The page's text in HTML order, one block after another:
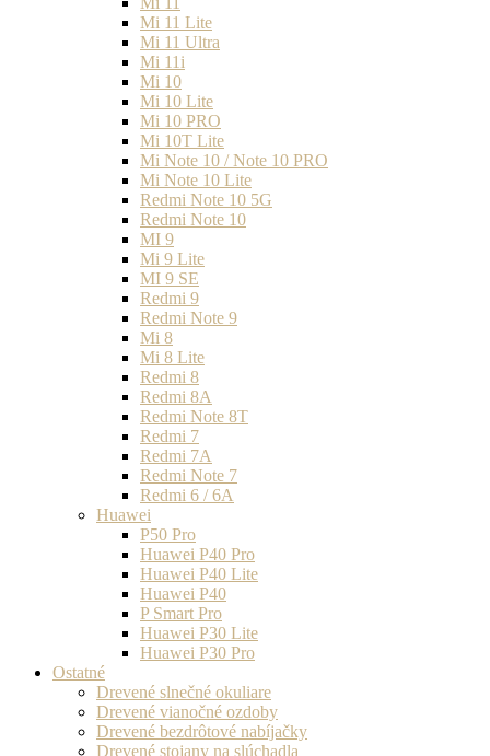
Mi 11 Lite
Mi 11 Ultra
Mi 11i
Mi 10
Mi 10 Lite
Mi 10 PRO
Mi 10T Lite
Mi Note 10 / Note 10 PRO
Mi Note 10 Lite
Redmi Note 10 5G
Redmi Note 10
MI 9
Mi 9 Lite
MI 9 SE
Redmi 9
Redmi Note 9
Mi 8
Mi 8 Lite
Redmi 8
Redmi 8A
Redmi Note 8T
Redmi 7
Redmi 7A
Redmi Note 7
Redmi 6 / 6A
Huawei
P50 Pro
Huawei P40 Pro
Huawei P40 Lite
Huawei P40
P Smart Pro
Huawei P30 Lite
Huawei P30 Pro
Ostatné
Drevené slnečné okuliare
Drevené vianočné ozdoby
Drevené bezdrôtové nabíjačky
Drevené stojany na slúchadla